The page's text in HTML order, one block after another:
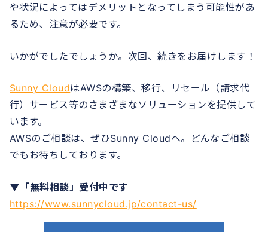
や状況によってはデメリットとなってしまう可能性があ
るため、注意が必要です。
いかがでしたでしょうか。次回、続きをお届けします！
Sunny CloudはAWSの構築、移行、リセール（請求代
行）サービス等のさまざまなソリューションを提供して
います。
AWSのご相談は、ぜひSunny Cloudへ。どんなご相談
でもお待ちしております。
▼「無料相談」受付中です
https://www.sunnycloud.jp/contact-us/